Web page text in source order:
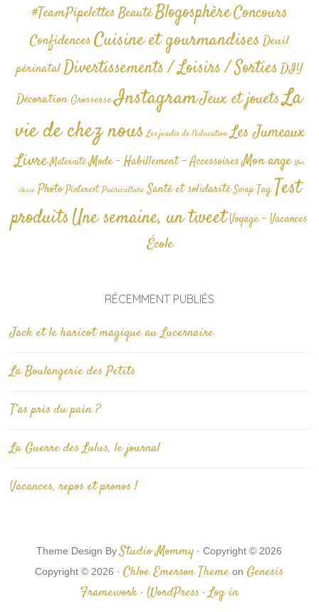
#TeamPipelettesBeautéBlogosphèreConcours
Confidences Cuisine et gourmandises Deuil
périnatalDivertissements / Loisirs / SortiesDIY
Décoration GrossesseInstagramJeux et jouetsLa
vie de chez nous Les jeudis de l'éducation Les Jumeaux
Livre Maternité Mode - Habillement - AccessoiresMon ange Non
classé Photo Pinterest Puériculture Santé et solidarité Swap TagTest
produitsUne semaine, un tweetVoyage - Vacances
École
RÉCEMMENT PUBLIÉS
Jack et le haricot magique au Lucernaire
La Boulangerie des Petits
T’as pris du pain ?
La Guerre des Lulus, le journal
Vacances, repos et pronos !
Theme Design ByStudio Mommy · Copyright © 2026
Copyright © 2026 ·Chloe Emerson Themeon Genesis
Framework·WordPress ·Log in